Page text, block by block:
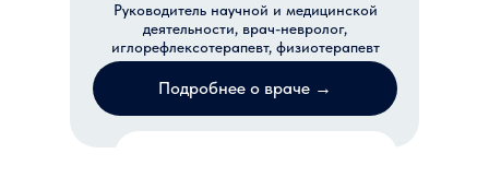
Руководитель научной и медицинской
деятельности, врач-невролог,
иглорефлексотерапевт, физиотерапевт
Подробнее о враче →